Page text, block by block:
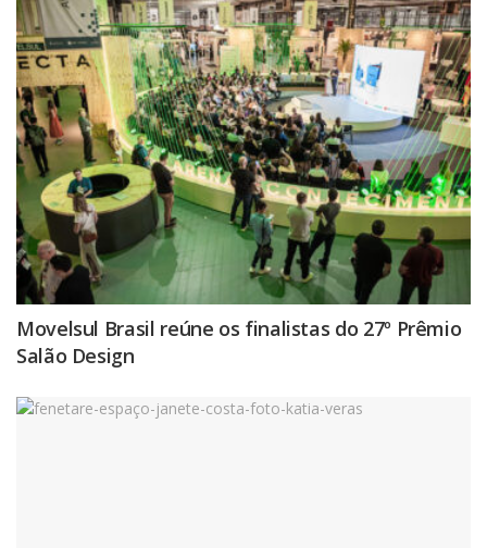
Movelsul Brasil reúne os finalistas do 27º Prêmio
Salão Design